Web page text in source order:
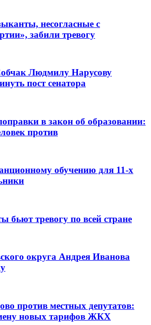
несогласные с
забили тревогу
Людмилу Нарусову
пост сенатора
в закон об образовании:
против
обучению для 11-х
бьют тревогу по всей стране
округа Андрея Иванова
против местных депутатов:
новых тарифов ЖКХ